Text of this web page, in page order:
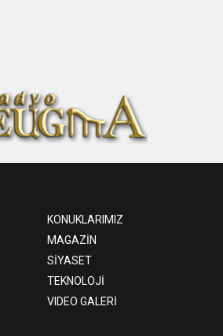
KONUKLARIMIZ
MAGAZİN
SİYASET
TEKNOLOJİ
VIDEO GALERİ